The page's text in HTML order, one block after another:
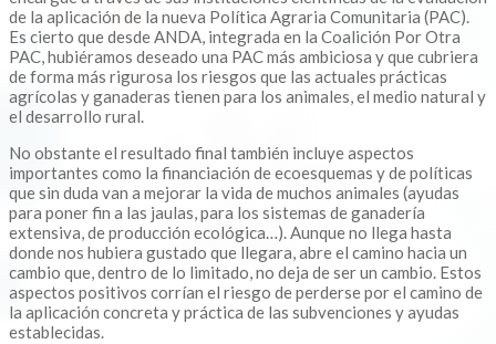
de la aplicación de la nueva Política Agraria Comunitaria (PAC).
Es cierto que desde ANDA, integrada en la Coalición Por Otra
PAC, hubiéramos deseado una PAC más ambiciosa y que cubriera
de forma más rigurosa los riesgos que las actuales prácticas
agrícolas y ganaderas tienen para los animales, el medio natural y
el desarrollo rural.
No obstante el resultado final también incluye aspectos
importantes como la financiación de ecoesquemas y de políticas
que sin duda van a mejorar la vida de muchos animales (ayudas
para poner fin a las jaulas, para los sistemas de ganadería
extensiva, de producción ecológica…). Aunque no llega hasta
donde nos hubiera gustado que llegara, abre el camino hacia un
cambio que, dentro de lo limitado, no deja de ser un cambio. Estos
aspectos positivos corrían el riesgo de perderse por el camino de
la aplicación concreta y práctica de las subvenciones y ayudas
establecidas.